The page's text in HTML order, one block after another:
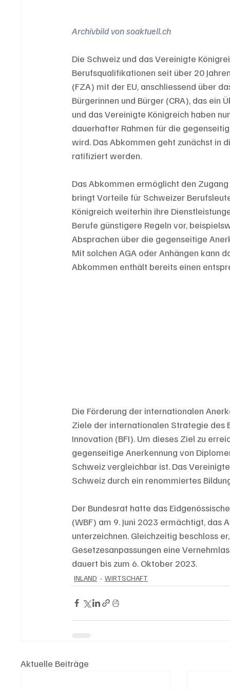
Archivbild von soaktuell.ch
Die Schweiz und das Vereinigte
Berufsqualifikationen seit über 20
(FZA) mit der EU, anschliessend über
Bürgerinnen und Bürger (CRA), das ein
und das Vereinigte Königreich haben
dauerhafter Rahmen für die
wird. Das Abkommen geht zunächst in
ratifiziert werden.
Das Abkommen ermöglicht den
bringt Vorteile für Schweizer
Königreich weiterhin ihre
Berufe günstigere Regeln vor,
Absprachen über die gegenseitige
Mit solchen AGA oder Anhängen kann
Abkommen enthält bereits einen
Die Förderung der internationalen
Ziele der internationalen Strategie des
Innovation (BFI). Um dieses Ziel zu
gegenseitige Anerkennung von
Schweiz vergleichbar ist. Das
Schweiz durch ein renommiertes
Der Bundesrat hatte das
(WBF) am 9. Juni 2023 ermächtigt,
unterzeichnen. Gleichzeitig beschloss
Gesetzesanpassungen eine
dauert bis zum 6. Oktober 2023.
INLAND WIRTSCHAFT
Aktuelle Beiträge